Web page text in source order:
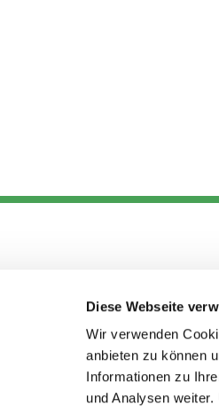
Diese Webseite
Wir verwenden
anbieten zu können
Informationen zu
und Analysen
Berlin Nordost
Pomplun